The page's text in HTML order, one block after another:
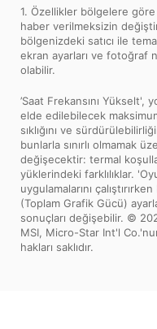
1. Özellikler bölgelere
haber verilmeksizin
bölgenizdeki satıcı ile
ekran ayarları ve fotoğraf
olabilir.
’Saat Frekansını Yükselt',
elde edilebilecek
sıklığını ve
bunlarla sınırlı olmamak
değişecektir: termal
yüklerindeki farklılıklar.
uygulamalarını
(Toplam Grafik Gücü)
sonuçları değişebilir. ©
MSI, Micro-Star Int'l
hakları saklıdır.